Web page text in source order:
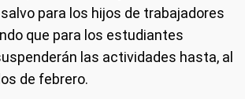
salvo para los hijos de trabajadores
que para los estudiantes
las actividades hasta, al
de febrero.